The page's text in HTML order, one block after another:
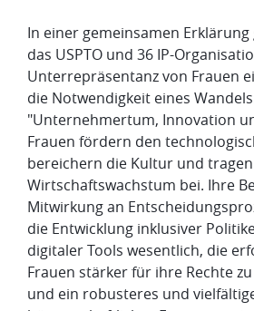
In einer gemeinsamen Erklärung
das USPTO und 36 IP-
Unterrepräsentanz von Frauen
die Notwendigkeit eines
"Unternehmertum, Innovation
Frauen fördern den
bereichern die Kultur und
Wirtschaftswachstum bei. Ihre
Mitwirkung an
die Entwicklung inklusiver
digitaler Tools wesentlich, die
Frauen stärker für ihre Rechte
und ein robusteres und